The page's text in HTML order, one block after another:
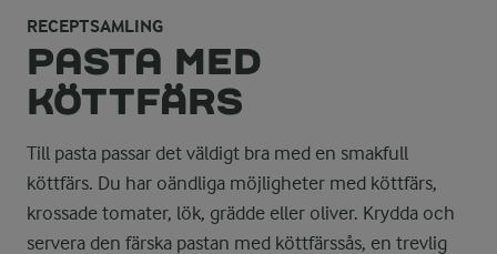
RECEPTSAMLING
PASTA MED
KÖTTFÄRS
Till pasta passar det väldigt bra med en smakfull
köttfärs. Du har oändliga möjligheter med köttfärs,
krossade tomater, lök, grädde eller oliver. Krydda och
servera den färska pastan med köttfärssås, en trevlig